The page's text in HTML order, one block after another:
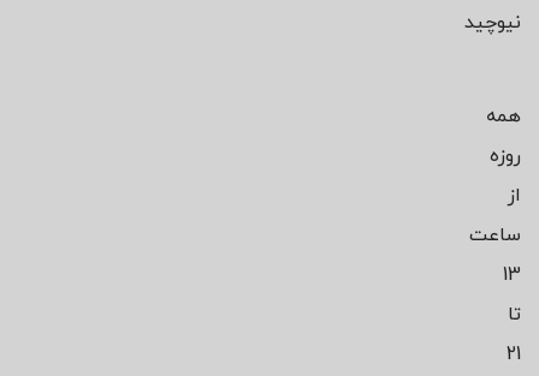
نیوچید
همه
روزه
از
ساعت
13
تا
21